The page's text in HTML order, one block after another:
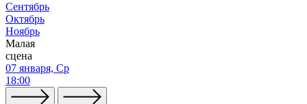
Сентябрь
Октябрь
Ноябрь
Малая
сцена
07 января, Ср
18:00